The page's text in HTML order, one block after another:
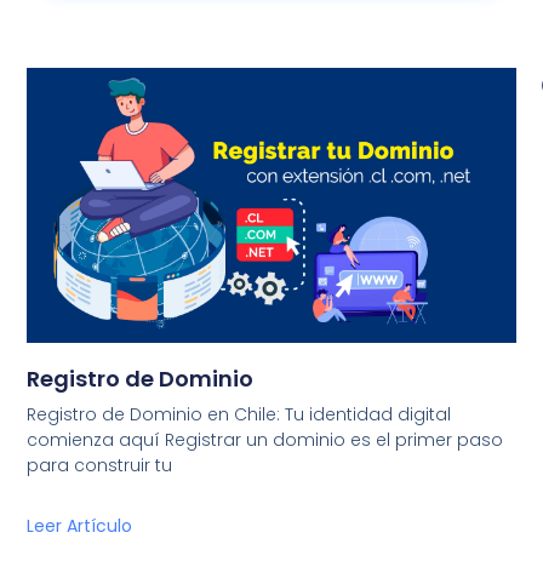
Registro de Dominio
Registro de Dominio en Chile: Tu identidad digital
comienza aquí Registrar un dominio es el primer paso
para construir tu
Leer Artículo